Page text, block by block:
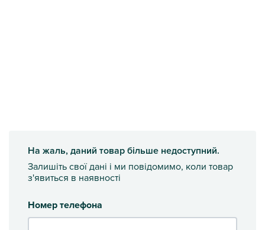
На жаль, даний товар більше недоступний.
Залишіть свої дані і ми повідомимо, коли товар
з'явиться в наявності
Номер телефона